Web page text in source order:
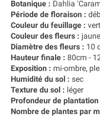
Botanique : Dahlia
Période de floraison :
Couleur du feuillage : vert
Couleur des fleurs : jaune
Diamètre des fleurs : 10
Hauteur finale : 80cm -
Exposition : mi-ombre,
Humidité du sol : sec
Texture du sol : léger
Profondeur de plantation
Nombre de plantes par